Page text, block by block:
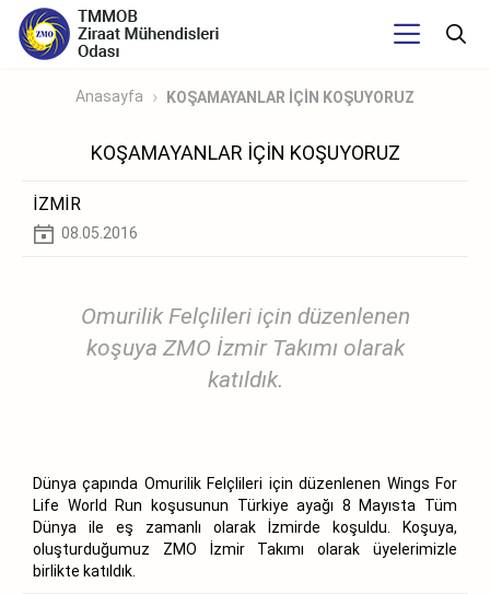
Anasayfa KOŞAMAYANLAR İÇİN KOŞUYORUZ
KOŞAMAYANLAR İÇİN KOŞUYORUZ
İZMİR
08.05.2016
Omurilik Felçlileri için düzenlenen
koşuya ZMO İzmir Takımı olarak
katıldık.
Dünya çapında Omurilik Felçlileri için düzenlenen Wings For
Life World Run koşusunun Türkiye ayağı 8 Mayısta Tüm
Dünya ile eş zamanlı olarak İzmirde koşuldu. Koşuya,
oluşturduğumuz ZMO İzmir Takımı olarak üyelerimizle
birlikte katıldık.